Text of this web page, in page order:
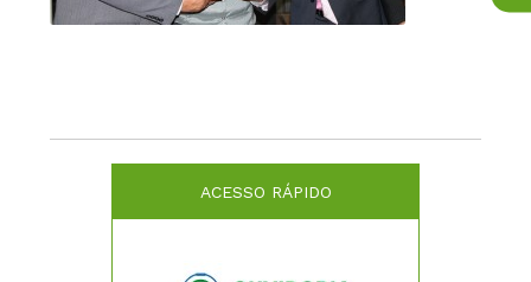
ACESSO RÁPIDO